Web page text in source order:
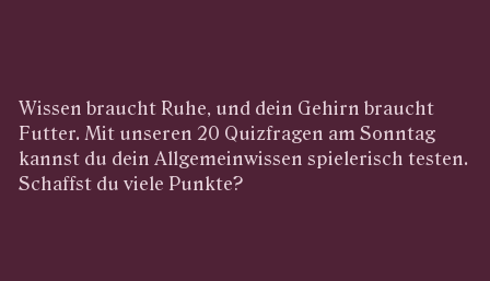
Wissen braucht Ruhe, und dein Gehirn braucht
Futter. Mit unseren 20 Quizfragen am Sonntag
kannst du dein Allgemeinwissen spielerisch testen.
Schaffst du viele Punkte?